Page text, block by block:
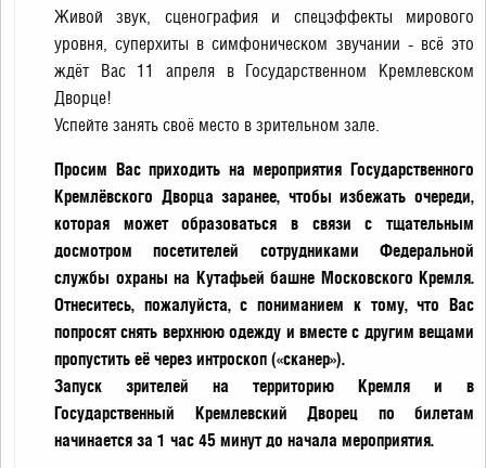
Живой звук, сценография и спецэффекты мирового
уровня, суперхиты в симфоническом звучании - всё это
ждёт Вас 11 апреля в Государственном Кремлевском
Дворце!
Успейте занять своё место в зрительном зале.
Просим Вас приходить на мероприятия Государственного
Кремлёвского Дворца заранее, чтобы избежать очереди,
которая может образоваться в связи с тщательным
досмотром посетителей сотрудниками Федеральной
службы охраны на Кутафьей башне Московского Кремля.
Отнеситесь, пожалуйста, с пониманием к тому, что Вас
попросят снять верхнюю одежду и вместе с другим вещами
пропустить её через интроскоп («сканер»).
Запуск зрителей на территорию Кремля и в
Государственный Кремлевский Дворец по билетам
начинается за 1 час 45 минут до начала мероприятия.